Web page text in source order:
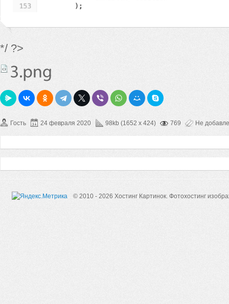
*/ ?>
Гость 24 февраля 2020 98kb (1652 x 424) 769 Не
© 2010 - 2026 Хостинг Картинок. Фотохостинг